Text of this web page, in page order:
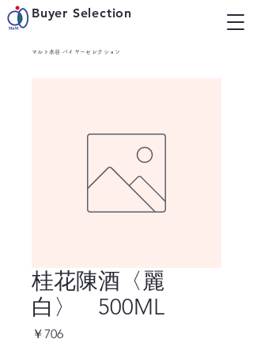
Buyer Selection
マルト水谷 バイヤーセレクション
桂花陳酒〈麗
白〉 500ML
￥706価